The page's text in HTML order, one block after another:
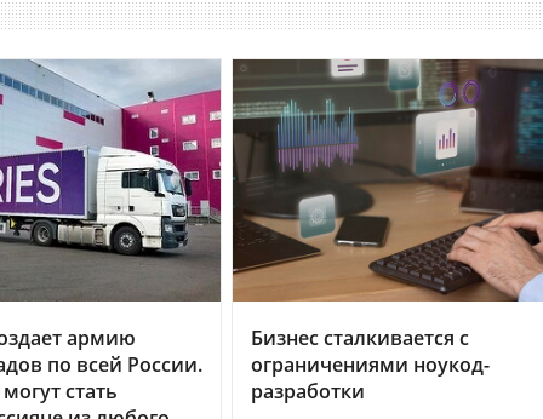
армию
по всей России.
стать
Бизнес сталкивается с
ограничениями ноукод-
разработки